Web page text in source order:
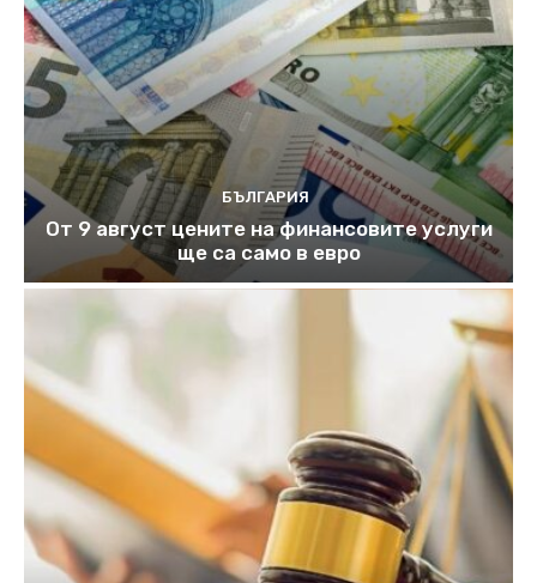
БЪЛГАРИЯ
От 9 август цените на финансовите услуги
ще са само в евро